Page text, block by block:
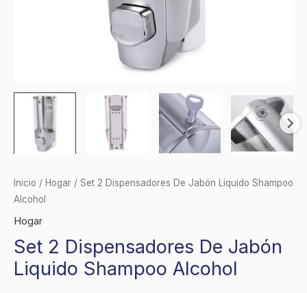
Inicio / Hogar / Set 2 Dispensadores De Jabón Liquido Shampoo
Alcohol
Hogar
Set 2 Dispensadores De Jabón
Liquido Shampoo Alcohol